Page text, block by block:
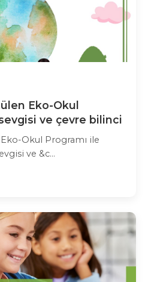
Eko-Okul
ve çevre bilinci
Okul Programı ile
ve &c...